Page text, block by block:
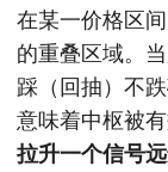
在某一价格区
的重叠区域。
踩（回抽）不
意味着中枢被
拉升一个信号